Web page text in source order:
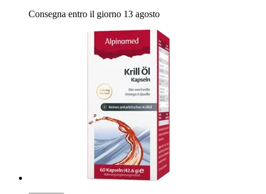
Consegna entro il giorno 13 agosto